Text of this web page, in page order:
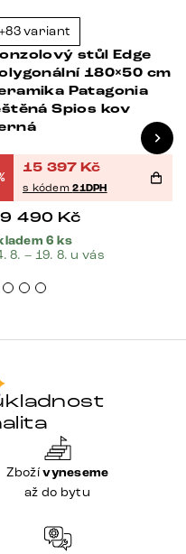
+83 variant
stůl Edge
180×50 cm
Patagonia
Spios kov
15 397 Kč
s kódem21DPH
490 Kč
6 ks
8. – 19. 8. u vás
Zbožívyneseme
až do bytu